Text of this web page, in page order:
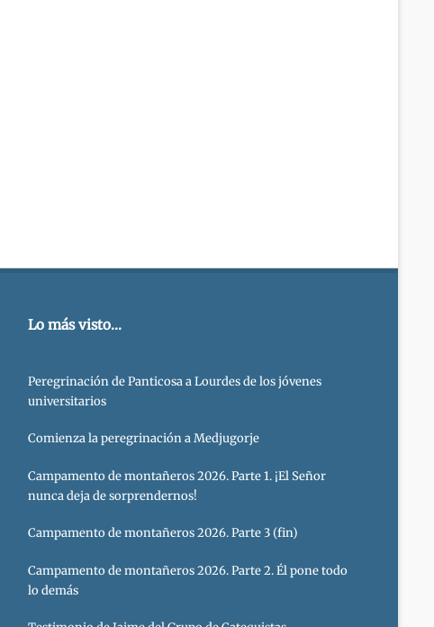
Lo más visto...
Peregrinación de Panticosa a Lourdes de los jóvenes
universitarios
Comienza la peregrinación a Medjugorje
Campamento de montañeros 2026. Parte 1. ¡El Señor
nunca deja de sorprendernos!
Campamento de montañeros 2026. Parte 3 (fin)
Campamento de montañeros 2026. Parte 2. Él pone todo
lo demás